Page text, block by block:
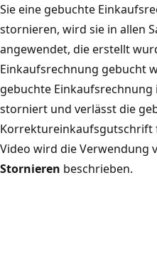
Sie eine gebuchte
stornieren, wird sie in allen
angewendet, die erstellt
Einkaufsrechnung gebucht
gebuchte
storniert und verlässt die
Korrektureinkaufsgutschrift
Video wird die Verwendung
Stornieren beschrieben.